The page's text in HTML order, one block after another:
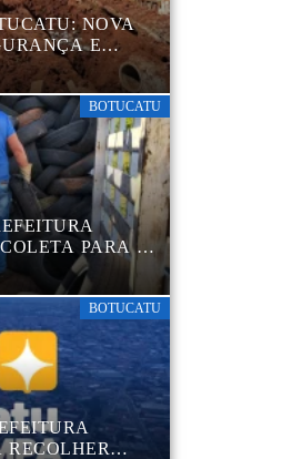
NOVA
E
DA
BOTUCATU
PARA O
CORRETO DE
AMBIENTAL
BOTUCATU